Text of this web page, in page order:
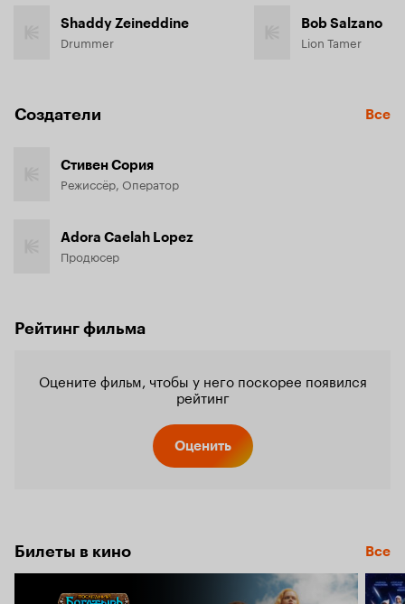
Shaddy Zeineddine
Drummer
Bob Salzano
Lion Tamer
Создатели Все
Стивен Сория
Режиссёр, Оператор
Adora Caelah Lopez
Продюсер
Рейтинг фильма
Оцените фильм, чтобы у него поскорее появился
рейтинг
Оценить
Билеты в кино Все